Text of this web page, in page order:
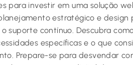
para investir em uma solução
estratégico e
suporte contínuo. Descubra
específicas e o que
Prepare-se para desvendar